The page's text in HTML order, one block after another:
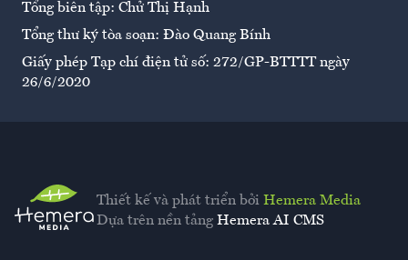
Tổng biên tập: Chử Thị Hạnh
Tổng thư ký tòa soạn: Đào Quang Bính
Giấy phép Tạp chí điện tử số: 272/GP-BTTTT ngày
26/6/2020
Thiết kế và phát triển bởi Hemera Media
Dựa trên nền tảng Hemera AI CMS